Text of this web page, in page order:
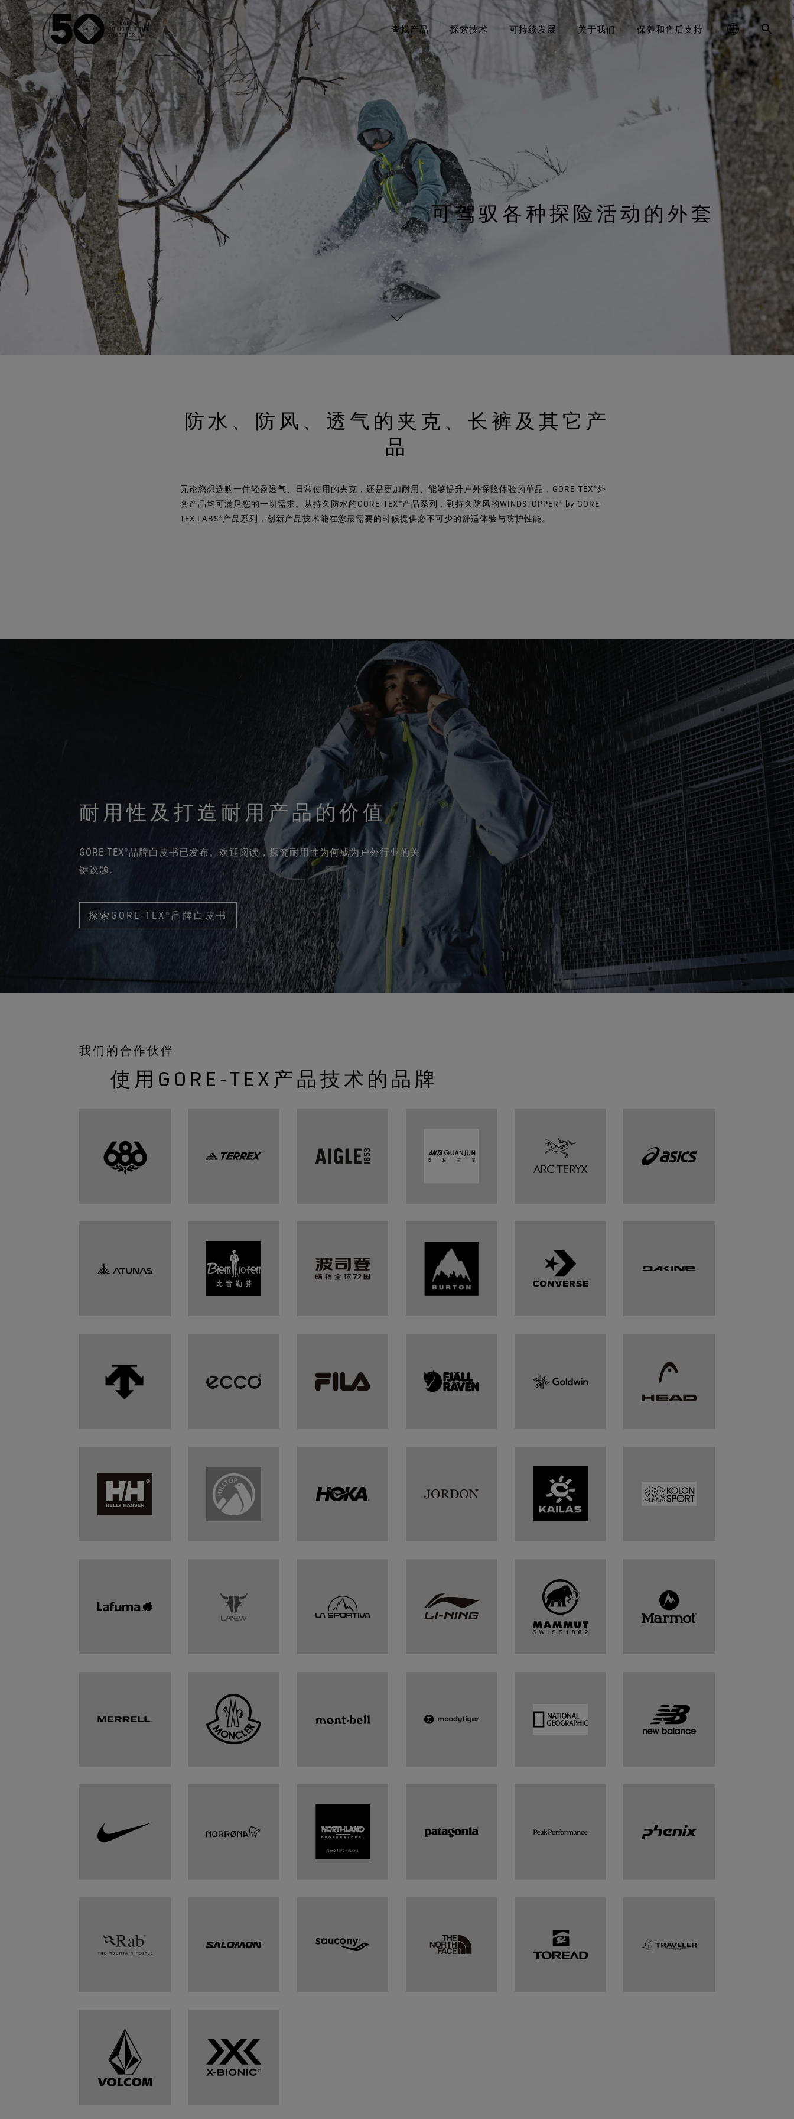
查找产品
登山
滑雪
日常休闲
查看所有运动类型
探索技术
GORE‑TEX®薄膜
新一代GORE‑TEX®产品
我们如何测试
测试GORE‑TEX®服装
测试GORE‑TEX®鞋类
测试GORE‑TEX®手套
参观我们的实验室
经典GORE‑TEX®系列
专业防水保护
WINDSTOPPER® 产品 by
多功能防护（干燥环境）
GORE‑TEX® PRO服装
GORE‑TEX®服装
极致多功能
WINDSTOPPER® 服装 by
GORE‑TEX LABS®
持久防风，可靠的透汽性。
查看所有服装产品技术
GORE‑TEX® SURROUND®户外鞋
适合您双脚的全方位透气系统
值得信赖的舒适性与防护性
GORE‑TEX®手套
值得信赖的保护与舒适性
WINDSTOPPER® STRETCH 手套
by GORE‑TEX LABS®
弹性十足，舒适贴合，更强掌
控。
WINDSTOPPER® 手套 by
GORE‑TEX LABS®
持久防风，舒适体验
查找所有手套产品技术
可持续发展
Performance)
全方位兼顾
耐用性及打造耐用产品的价值
GORE‑TEX®品牌白皮书已发布。欢
迎阅读，探究耐用性为何成为户外
行业的关键议题。
关于我们
GORE‑TEX®品牌迎来50周年里程碑
探索精心编撰的品牌发展大事记。
关于我们
纪念Bob Gore
运动大使
保养和售后支持
联系我们
服务承诺与退换货
常见问题
United States / Canada (EN)
Canada (FR)
United Kingdom
Italia
France
大中华区-中国大陆
大中華區–台灣/香港
Australia / New Zealand
可驾驭各种探险活动的外套
防水、防风、透气的夹克、长裤及其它产
品
无论您想选购一件轻盈透气、日常使用的夹克，还是更加耐用、能够提升户外探险体验的单品，GORE‑TEX®外
套产品均可满足您的一切需求。从持久防水的GORE-TEX®产品系列，到持久防风的WINDSTOPPER® by GORE-
TEX LABS®产品系列，创新产品技术能在您最需要的时候提供必不可少的舒适体验与防护性能。
耐用性及打造耐用产品的价值
GORE‑TEX®品牌白皮书已发布。欢迎阅读，探究耐用性为何成为户外行业的关
键议题。
探索GORE‑TEX®品牌白皮书
我们的合作伙伴
使用GORE‑TEX产品技术的品牌